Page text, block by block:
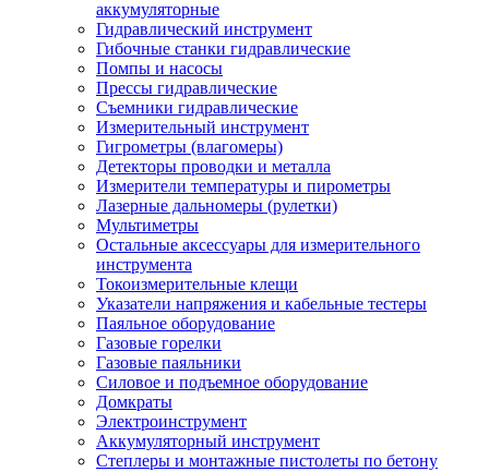
аккумуляторные
Гидравлический инструмент
Гибочные станки гидравлические
Помпы и насосы
Прессы гидравлические
Съемники гидравлические
Измерительный инструмент
Гигрометры (влагомеры)
Детекторы проводки и металла
Измерители температуры и пирометры
Лазерные дальномеры (рулетки)
Мультиметры
Остальные аксессуары для измерительного
инструмента
Токоизмерительные клещи
Указатели напряжения и кабельные тестеры
Паяльное оборудование
Газовые горелки
Газовые паяльники
Силовое и подъемное оборудование
Домкраты
Электроинструмент
Аккумуляторный инструмент
Степлеры и монтажные пистолеты по бетону